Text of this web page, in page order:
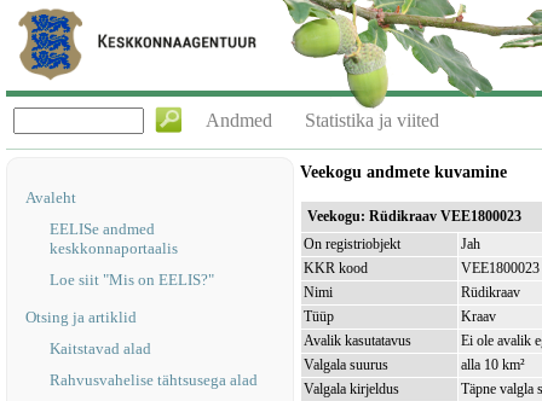
Andmed Statistika ja viited
Avaleht
EELISe andmed
keskkonnaportaalis
Loe siit "Mis on EELIS?"
Otsing ja artiklid
Kaitstavad alad
Rahvusvahelise tähtsusega alad
Veekogu andmete kuvamine
Veekogu: Rüdikraav VEE1800023
On registriobjekt
Jah
KKR kood
VEE1800023
Nimi
Rüdikraav
Tüüp
Kraav
Avalik kasutatavus
Ei ole avalik
Valgala suurus
alla 10 km²
Valgala kirjeldus
Täpne valgla